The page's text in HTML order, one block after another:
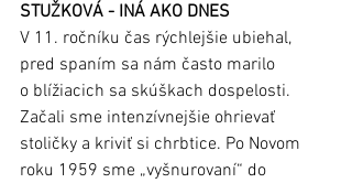
STUŽKOVÁ - INÁ AKO DNES
V 11. ročníku čas rýchlejšie ubiehal,
pred spaním sa nám často marilo
o blížiacich sa skúškach dospelosti.
Začali sme intenzívnejšie ohrievať
stoličky a kriviť si chrbtice. Po Novom
roku 1959 sme „vyšnurovaní“ do